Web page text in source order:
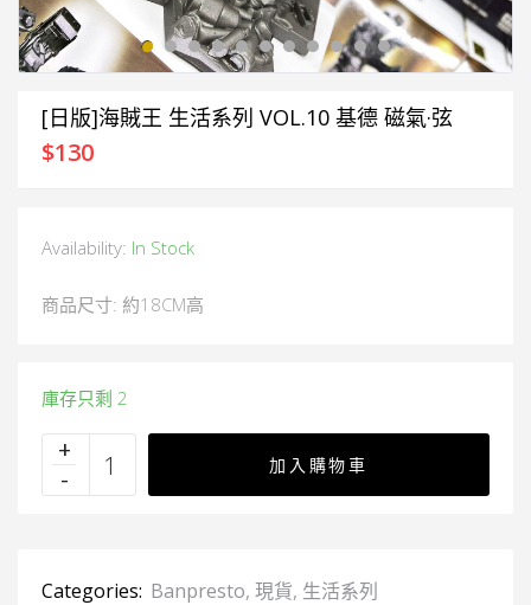
[日版]海賊王 生活系列 VOL.10 基德 磁氣·弦
$130
Availability: In Stock
商品尺寸: 約18CM高
庫存只剩 2
加入購物車
Categories: Banpresto, 現貨, 生活系列